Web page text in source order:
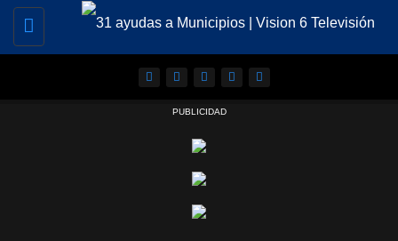
navigation
PUBLICIDAD